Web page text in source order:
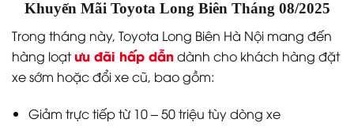
Khuyến Mãi Toyota Long Biên Tháng 08/2025
Trong tháng này, Toyota Long Biên Hà Nội mang đến
hàng loạtưu đãi hấp dẫndành cho khách hàng đặt
xe sớm hoặc đổi xe cũ, bao gồm:
Giảm trực tiếp từ 10 – 50 triệu tùy dòng xe